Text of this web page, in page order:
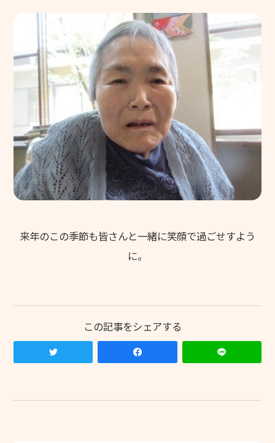
来年のこの季節も皆さんと一緒に笑顔で過ごせすよう
に。